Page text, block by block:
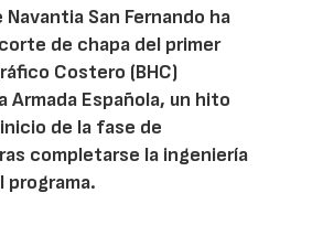
San Fernando ha
de chapa del primer
Costero (BHC)
Armada Española, un hito
de la fase de
completarse la ingeniería
programa.